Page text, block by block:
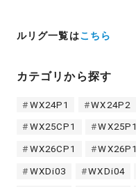
ルリグ一覧はこちら
カテゴリから探す
WX24P1 WX24P2
WX25CP1 WX25P1
WX26CP1 WX26P1
WXDi03 WXDi04